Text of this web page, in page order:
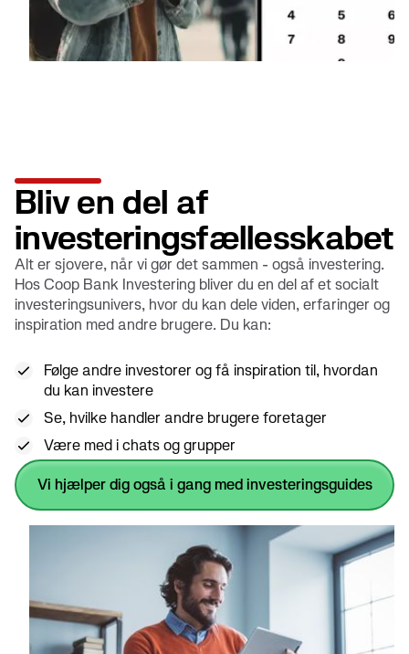
Bliv en del af
investeringsfællesskabet
Alt er sjovere, når vi gør det sammen - også investering.
Hos Coop Bank Investering bliver du en del af et socialt
investeringsunivers, hvor du kan dele viden, erfaringer og
inspiration med andre brugere. Du kan:
Følge andre investorer og få inspiration til, hvordan
du kan investere
Se, hvilke handler andre brugere foretager
Være med i chats og grupper
Vi hjælper dig også i gang med investeringsguides